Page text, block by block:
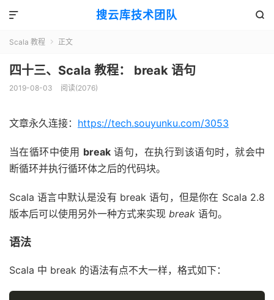
搜云库技术团队 

Scala 教程  正文
四十三、Scala 教程： break 语句
2019-08-03 阅读(2076)
文章永久连接： https://tech.souyunku.com/3053
当在循环中使用 break语句，在执行到该语句时，就会中
断循环并执行循环体之后的代码块。
Scala 语言中默认是没有 break 语句，但是你在 Scala 2.8
版本后可以使用另外一种方式来实现 break 语句。
语法
Scala 中 break 的语法有点不大一样，格式如下：